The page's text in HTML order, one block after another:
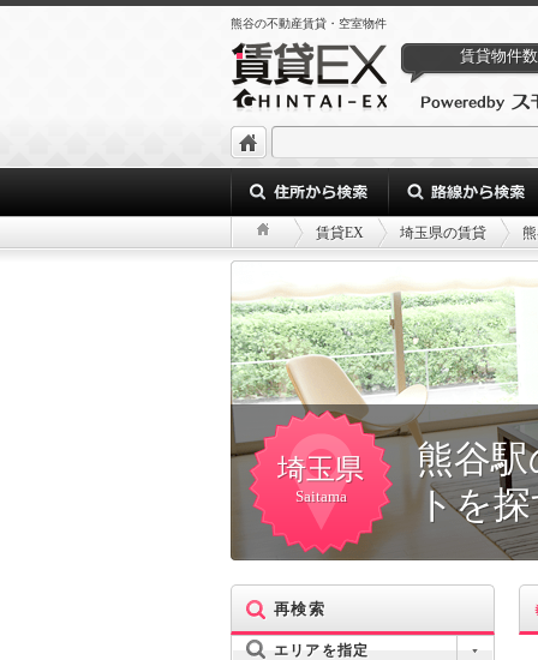
熊谷の不動産賃貸・空室物件
賃貸物件数
賃貸EX 埼玉県の賃貸
埼玉県
Saitama
熊谷
トを
再検索
エリアを指定